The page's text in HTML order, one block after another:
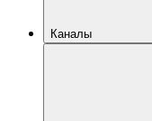
Каналы